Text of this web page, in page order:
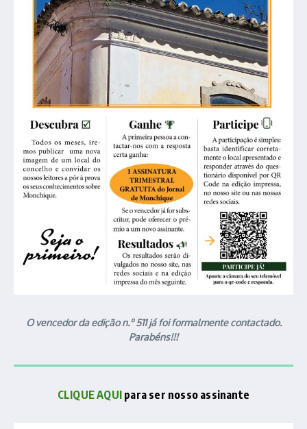
O vencedor da edição n.º 511 já foi formalmente contactado.
Parabéns!!!
CLIQUE AQUI para ser nosso assinante